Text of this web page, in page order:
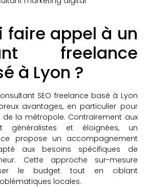
faire appel à un
freelance
à Lyon ?
SEO freelance basé à Lyon
avantages, en particulier pour
de la métropole. Contrairement aux
généralistes et éloignées, un
propose un accompagnement
aux besoins spécifiques de
Cette approche sur-mesure
le budget tout en ciblant
locales.